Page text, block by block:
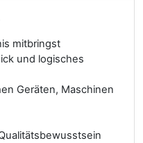
mitbringst
und logisches
Geräten, Maschinen